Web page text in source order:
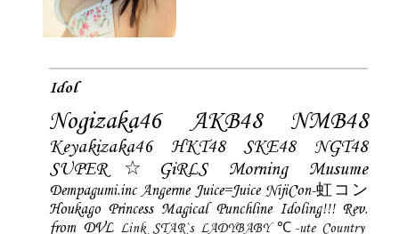
Idol
Nogizaka46 AKB48 NMB48
Keyakizaka46 HKT48 SKE48
NGT48
SUPER☆GiRLS
Morning Musume
Dempagumi.inc Angerme Juice=Juice NijiCon-虹コン
Houkago Princess Magical Punchline Idoling!!! Rev.
from DVL Link STAR`s LADYBABY ℃-ute Country